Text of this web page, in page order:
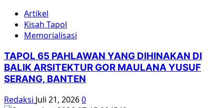
Artikel
Kisah Tapol
Memorialisasi
TAPOL 65 PAHLAWAN YANG DIHINAKAN DI
BALIK ARSITEKTUR GOR MAULANA YUSUF
SERANG, BANTEN
Redaksi Juli 21, 20260